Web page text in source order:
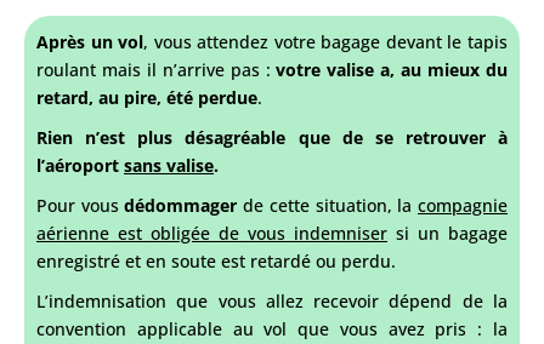
Après un vol, vous attendez votre bagage devant le tapis
roulant mais il n’arrive pas :votre valise a, au mieux du
retard, au pire, été perdue.
Rien n’est plus désagréable que de se retrouver à
l’aéroport sans valise.
Pour vousdédommager de cette situation, lacompagnie
aérienne est obligée de vous indemniser si un bagage
enregistré et en soute est retardé ou perdu.
L’indemnisation que vous allez recevoir dépend de la
convention applicable au vol que vous avez pris : la